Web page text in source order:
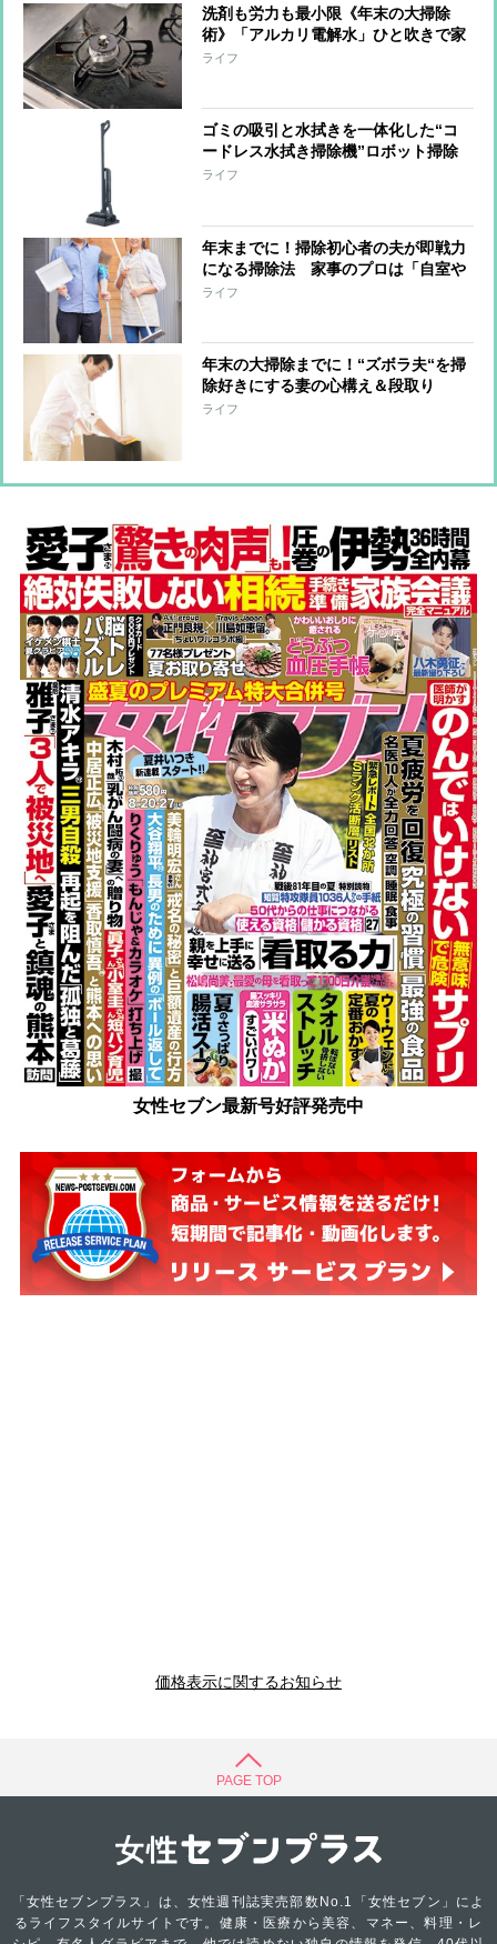
洗剤も労力も最小限《年末の大掃除
術》「アルカリ電解水」ひと吹きで家
中の油・皮脂汚れを一掃！その方法を
ライフ
ゴミの吸引と水拭きを一体化した“コ
ードレス水拭き掃除機”ロボット掃除
機メーカーが開発 固形物も液体も同
ライフ
年末までに！掃除初心者の夫が即戦力
になる掃除法 家事のプロは「自室や
リビングなど夫がいちばん長い維持感
ライフ
年末の大掃除までに！“ズボラ夫“を掃
除好きにする妻の心構え＆段取り
「“やって”ではなく“助けてほしい”と
ライフ
女性セブン最新号好評発売中
価格表示に関するお知らせ
PAGE TOP
「女性セブンプラス」は、女性週刊誌実売部数No.1「女性セブン」によ
るライフスタイルサイトです。健康・医療から美容、マネー、料理・レ